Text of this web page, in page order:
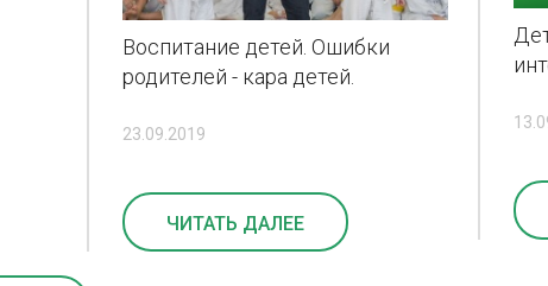
Воспитание детей. Ошибки
родителей - кара детей.
23.09.2019
ЧИТАТЬ ДАЛЕЕ